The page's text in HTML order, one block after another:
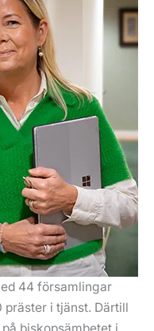
44 församlingar
i tjänst. Därtill